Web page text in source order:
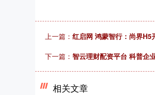
上一篇： 红启网 鸿蒙智行：尚界H5
下一篇： 智云理财配资平台 科普企
相关文章